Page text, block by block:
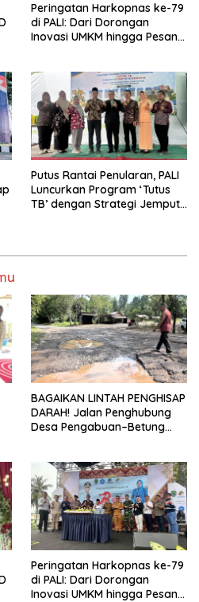
Peringatan Harkopnas ke-79
di PALI: Dari Dorongan
Inovasi UMKM hingga Pesan
Putus Rantai Penularan, PALI
Luncurkan Program ‘Tutus
TB’ dengan Strategi Jemput
BAGAIKAN LINTAH PENGHISAP
DARAH! Jalan Penghubung
Desa Pengabuan–Betung
Kerok
Peringatan Harkopnas ke-79
di PALI: Dari Dorongan
Inovasi UMKM hingga Pesan